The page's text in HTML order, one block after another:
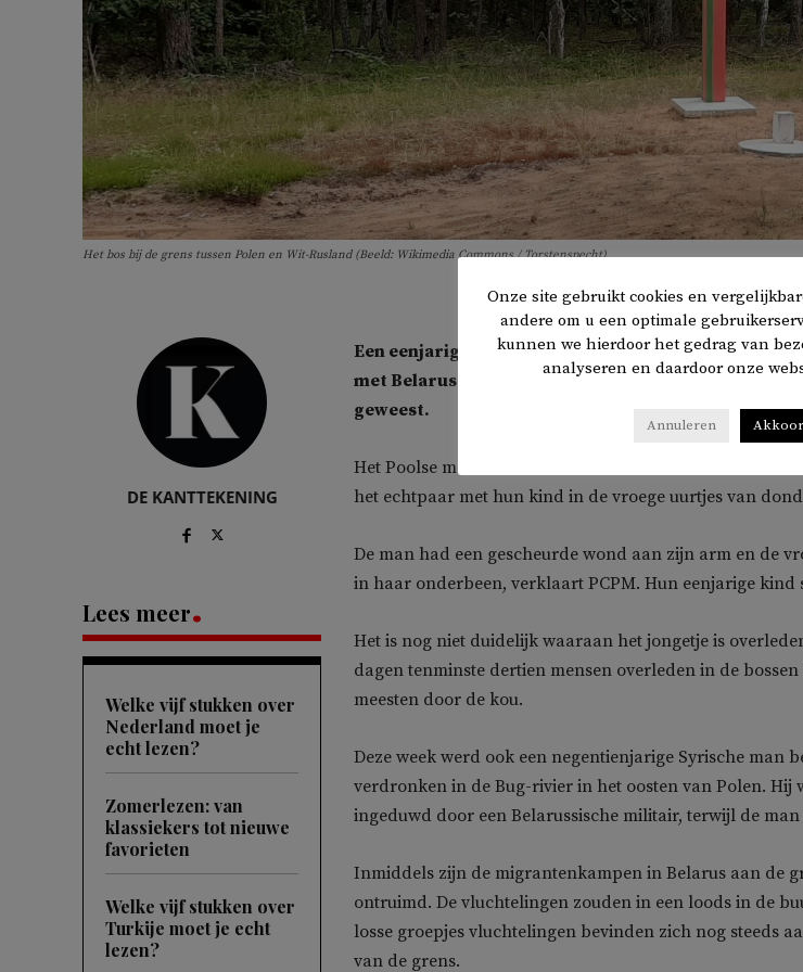
Het bos bij de grens tussen Polen en Wit-Rusland (Beeld: Wikimedia Commons / Torstenspecht)
DE KANTTEKENING
Lees meer
Welke vijf stukken over
Nederland moet je
echt lezen?
Zomerlezen: van
klassiekers tot nieuwe
favorieten
Welke vijf stukken over
Turkije moet je echt
lezen?
Een eenjarig Syrisch jongetje isoverledenin een bos
met Belarus. Het jongetje is anderhalve maand met
geweest.
Het Poolse medische noodteam Polish Center for
het echtpaar met hun kind in de vroege uurtjes van
De man had een gescheurde wond aan zijn arm en de
in haar onderbeen, verklaart PCPM. Hun eenjarige kind
Het is nog niet duidelijk waaraan het jongetje is
dagen tenminste dertien mensen overleden in de
meesten door de kou.
Deze week werd ook een negentienjarige Syrische man
verdronken in de Bug-rivier in het oosten van Polen. Hij
ingeduwd door een Belarussische militair, terwijl de
Inmiddels zijn de migrantenkampen in Belarus aan de
ontruimd. De vluchtelingen zouden in een loods in de
losse groepjes vluchtelingen bevinden zich nog steeds
van de grens.
Onze site gebruikt cookies en
andere om u een optimale
kunnen we hierdoor het gedrag van
analyseren en daardoor onze
Annuleren